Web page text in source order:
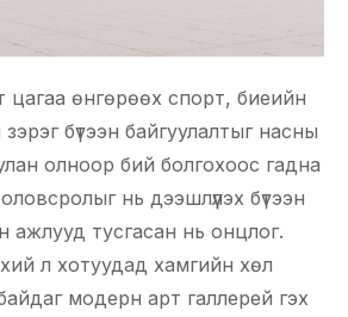
цагаа өнгөрөөх спорт, биеийн
бүтээн байгуулалтыг насны
олноор бий болгохоос гадна
нь дээшлүүлэх бүтээн
ажлууд тусгасан нь онцлог.
л хотуудад хамгийн хөл
модерн арт галлерей гэх